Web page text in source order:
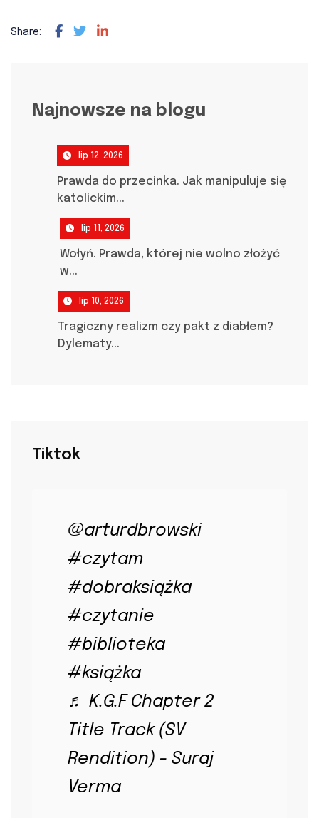
Share:
Najnowsze na blogu
lip 12, 2026
Prawda do przecinka. Jak manipuluje się
katolickim...
lip 11, 2026
Wołyń. Prawda, której nie wolno złożyć
w...
lip 10, 2026
Tragiczny realizm czy pakt z diabłem?
Dylematy...
Tiktok
@arturdbrowski
#czytam
#dobraksiążka
#czytanie
#biblioteka
#książka
♬ K.G.F Chapter 2
Title Track (SV
Rendition) - Suraj
Verma